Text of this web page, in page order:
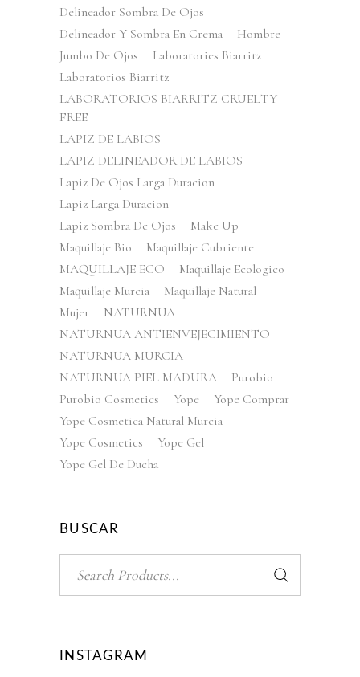
Delineador Sombra De Ojos
Delineador Y Sombra En Crema
Hombre
Jumbo De Ojos
Laboratories Biarritz
Laboratorios Biarritz
LABORATORIOS BIARRITZ CRUELTY
FREE
LAPIZ DE LABIOS
LAPIZ DELINEADOR DE LABIOS
Lapiz De Ojos Larga Duracion
Lapiz Larga Duracion
Lapiz Sombra De Ojos
Make Up
Maquillaje Bio
Maquillaje Cubriente
MAQUILLAJE ECO
Maquillaje Ecologico
Maquillaje Murcia
Maquillaje Natural
Mujer
NATURNUA
NATURNUA ANTIENVEJECIMIENTO
NATURNUA MURCIA
NATURNUA PIEL MADURA
Purobio
Purobio Cosmetics
Yope
Yope Comprar
Yope Cosmetica Natural Murcia
Yope Cosmetics
Yope Gel
Yope Gel De Ducha
BUSCAR
INSTAGRAM